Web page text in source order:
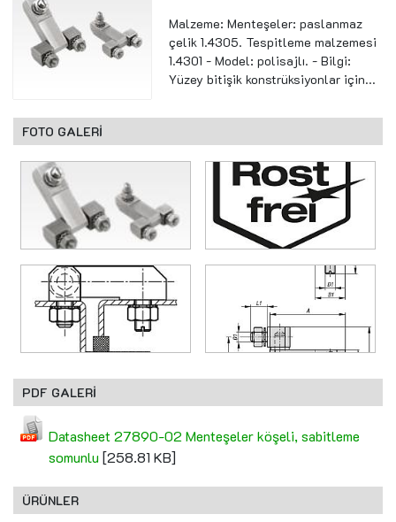
Malzeme: Menteşeler: paslanmaz
çelik 1.4305. Tespitleme malzemesi
1.4301 - Model: polisajlı. - Bilgi:
Yüzey bitişik konstrüksiyonlar için...
FOTO GALERİ
PDF GALERİ
Datasheet 27890-02 Menteşeler köşeli, sabitleme
somunlu [258.81 KB]
ÜRÜNLER